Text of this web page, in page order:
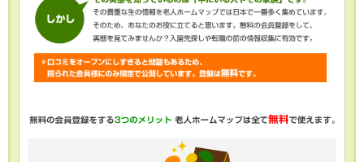
（「開示等」といいます。）を受け付け
ております。開示等の求めは、以下の
「個人情報苦情及び相談窓口」で受け付
けます。
最適なご回答ができない場合がありま